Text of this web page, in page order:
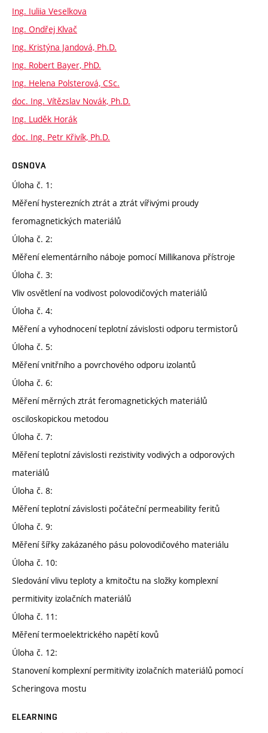
Ing. Iuliia Veselkova
Ing. Ondřej Klvač
Ing. Kristýna Jandová, Ph.D.
Ing. Robert Bayer, PhD.
Ing. Helena Polsterová, CSc.
doc. Ing. Vítězslav Novák, Ph.D.
Ing. Luděk Horák
doc. Ing. Petr Křivík, Ph.D.
OSNOVA
Úloha č. 1:
Měření hysterezních ztrát a ztrát vířivými proudy
feromagnetických materiálů
Úloha č. 2:
Měření elementárního náboje pomocí Millikanova přístroje
Úloha č. 3:
Vliv osvětlení na vodivost polovodičových materiálů
Úloha č. 4:
Měření a vyhodnocení teplotní závislosti odporu termistorů
Úloha č. 5:
Měření vnitřního a povrchového odporu izolantů
Úloha č. 6:
Měření měrných ztrát feromagnetických materiálů
osciloskopickou metodou
Úloha č. 7:
Měření teplotní závislosti rezistivity vodivých a odporových
materiálů
Úloha č. 8:
Měření teplotní závislosti počáteční permeability feritů
Úloha č. 9:
Měření šířky zakázaného pásu polovodičového materiálu
Úloha č. 10:
Sledování vlivu teploty a kmitočtu na složky komplexní
permitivity izolačních materiálů
Úloha č. 11:
Měření termoelektrického napětí kovů
Úloha č. 12:
Stanovení komplexní permitivity izolačních materiálů pomocí
Scheringova mostu
ELEARNING